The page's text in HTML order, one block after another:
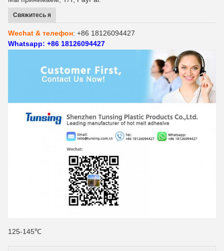
Свяжитесь я
Wechat & телефон: +86 18126094427
Whatsapp: +86 18126094427
125-145℃